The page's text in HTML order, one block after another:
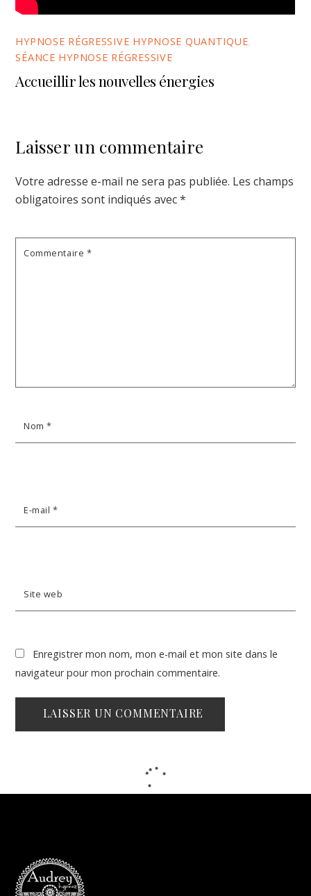
HYPNOSE RÉGRESSIVE HYPNOSE QUANTIQUE
SÉANCE HYPNOSE RÉGRESSIVE
Accueillir les nouvelles énergies
Laisser un commentaire
Votre adresse e-mail ne sera pas publiée. Les champs
obligatoires sont indiqués avec*
Commentaire *
Nom*
E-mail *
Site web
Enregistrer mon nom, mon e-mail et mon site dans le
navigateur pour mon prochain commentaire.